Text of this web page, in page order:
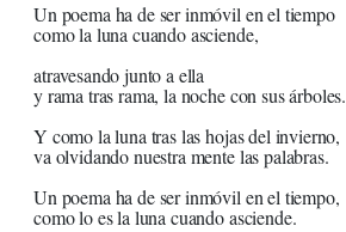
Un poema ha de ser inmóvil en el tiempo
como la luna cuando asciende,
atravesando junto a ella
y rama tras rama, la noche con sus árboles.
Y como la luna tras las hojas del invierno,
va olvidando nuestra mente las palabras.
Un poema ha de ser inmóvil en el tiempo,
como lo es la luna cuando asciende.